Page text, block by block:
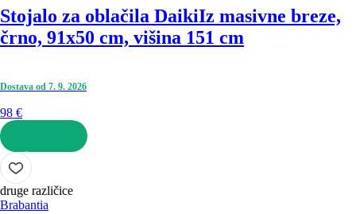
Stojalo za oblačila DaikiIz masivne breze,
črno, 91x50 cm, višina 151 cm
Dostava od 7. 9. 2026
98 €
V KOŠARICO
druge različice
Brabantia